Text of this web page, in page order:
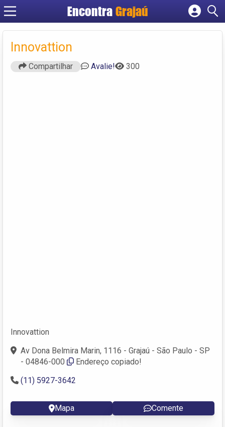
Encontra Grajaú
Cadastrar empresa
Innovattion
Compartilhar Avalie! 300
Innovattion
Av Dona Belmira Marin, 1116 - Grajaú - São Paulo - SP
- 04846-000
Endereço copiado!
(11) 5927-3642
Mapa Comente